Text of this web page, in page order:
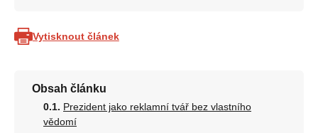
Vytisknout článek
Obsah článku
Prezident jako reklamní tvář bez vlastního
vědomí